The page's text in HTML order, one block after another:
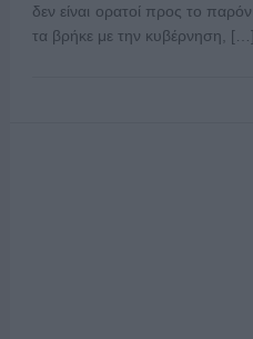
δεν είναι ορατοί προς το
τα βρήκε με την κυβέρνηση, […]